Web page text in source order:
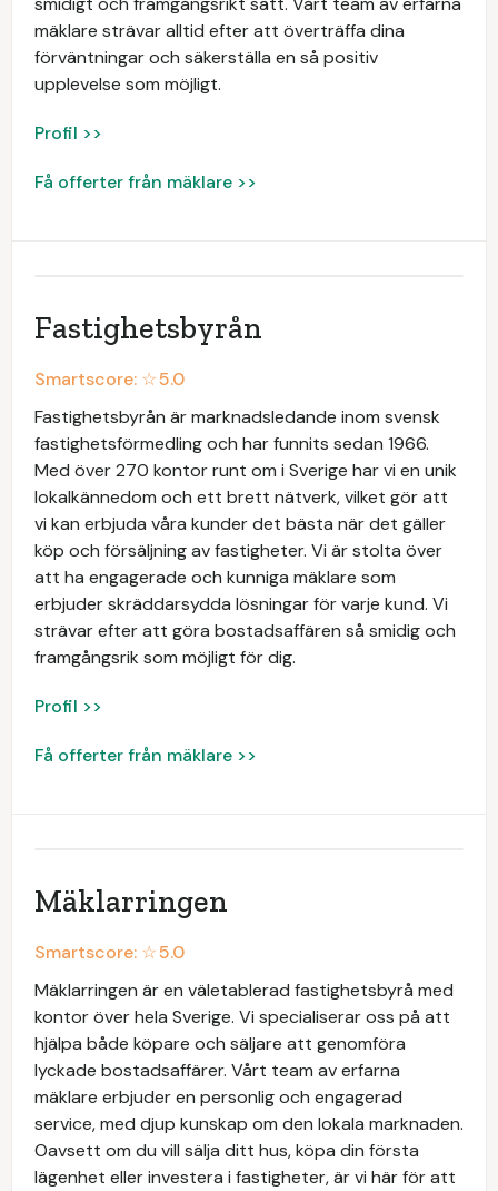
mäklare strävar alltid efter att överträffa dina
förväntningar och säkerställa en så positiv
upplevelse som möjligt.
Profil >>
Få offerter från mäklare >>
Fastighetsbyrån
Smartscore: ☆5.0
Fastighetsbyrån är marknadsledande inom svensk
fastighetsförmedling och har funnits sedan 1966.
Med över 270 kontor runt om i Sverige har vi en unik
lokalkännedom och ett brett nätverk, vilket gör att
vi kan erbjuda våra kunder det bästa när det gäller
köp och försäljning av fastigheter. Vi är stolta över
att ha engagerade och kunniga mäklare som
erbjuder skräddarsydda lösningar för varje kund. Vi
strävar efter att göra bostadsaffären så smidig och
framgångsrik som möjligt för dig.
Profil >>
Få offerter från mäklare >>
Mäklarringen
Smartscore: ☆5.0
Mäklarringen är en väletablerad fastighetsbyrå med
kontor över hela Sverige. Vi specialiserar oss på att
hjälpa både köpare och säljare att genomföra
lyckade bostadsaffärer. Vårt team av erfarna
mäklare erbjuder en personlig och engagerad
service, med djup kunskap om den lokala marknaden.
Oavsett om du vill sälja ditt hus, köpa din första
lägenhet eller investera i fastigheter, är vi här för att